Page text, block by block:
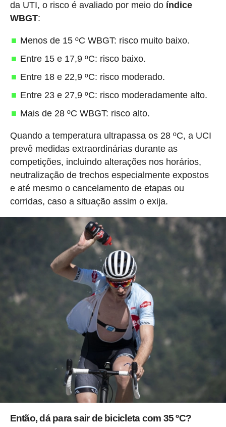
da UTI, o risco é avaliado por meio do índice
WBGT:
Menos de 15 ºC WBGT: risco muito baixo.
Entre 15 e 17,9 ºC: risco baixo.
Entre 18 e 22,9 ºC: risco moderado.
Entre 23 e 27,9 ºC: risco moderadamente alto.
Mais de 28 ºC WBGT: risco alto.
Quando a temperatura ultrapassa os 28 ºC, a UCI
prevê medidas extraordinárias durante as
competições, incluindo alterações nos horários,
neutralização de trechos especialmente expostos
e até mesmo o cancelamento de etapas ou
corridas, caso a situação assim o exija.
Então, dá para sair de bicicleta com 35 ºC?